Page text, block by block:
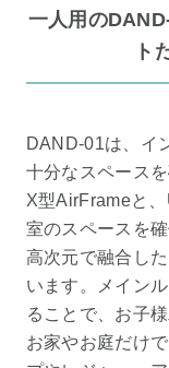
一人用の
ト
DAND-01は、イ
十分なスペース
X型AirFrameと
室のスペースを
高次元で融合し
います。メイン
ることで、お子
お家やお庭だけ